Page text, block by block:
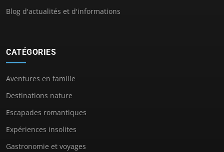
Blog d'actualités et d'informations
CATÉGORIES
Aventures en famille
Destinations nature
Escapades romantiques
Expériences insolites
Gastronomie et voyages